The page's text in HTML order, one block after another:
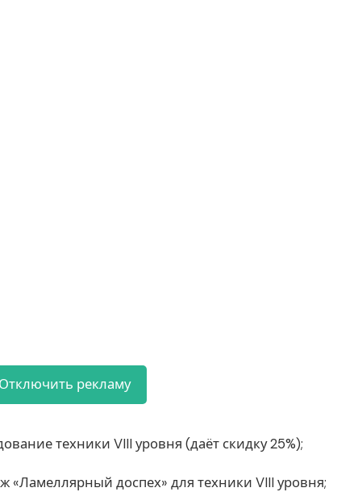
Отключить рекламу
техники VIII уровня (даёт скидку 25%);
«Ламеллярный доспех» для техники VIII уровня;